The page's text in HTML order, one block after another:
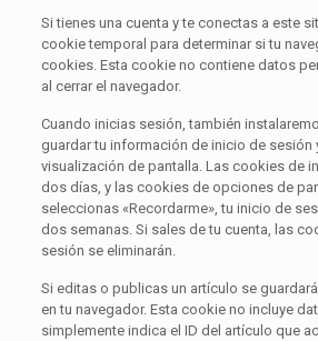
Si tienes una cuenta y te conectas a este
cookie temporal para determinar si tu
cookies. Esta cookie no contiene datos
al cerrar el navegador.
Cuando inicias sesión, también
guardar tu información de inicio de sesión
visualización de pantalla. Las cookies de
dos días, y las cookies de opciones de
seleccionas «Recordarme», tu inicio de
dos semanas. Si sales de tu cuenta, las
sesión se eliminarán.
Si editas o publicas un artículo se
en tu navegador. Esta cookie no incluye
simplemente indica el ID del artículo que